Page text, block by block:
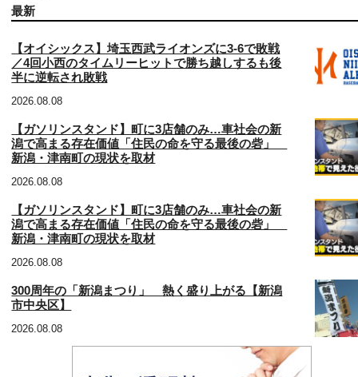
最新
【オイシックス】埼玉西武ライオンズに3‐6で敗戦
／4回小西のタイムリーヒットで勝ち越しするも後
半に逆転され敗戦
2026.08.08
【ガソリンスタンド】町に3店舗のみ…車社会の新
潟で高まる存在価値「住民の命を守る最後の砦」
新潟・津南町の現状を取材
2026.08.08
【ガソリンスタンド】町に3店舗のみ…車社会の新
潟で高まる存在価値「住民の命を守る最後の砦」
新潟・津南町の現状を取材
2026.08.08
300周年の「新潟まつり」 熱く盛り上がる【新潟
市中央区】
2026.08.08